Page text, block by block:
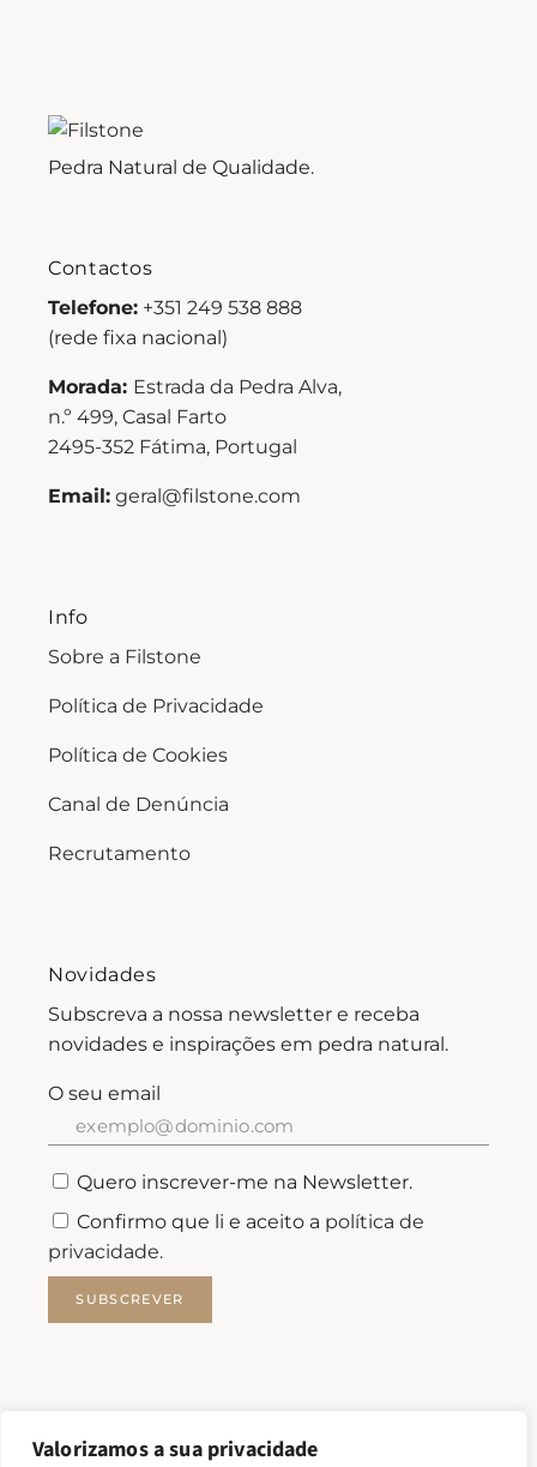
Valorizamos a sua privacidade
Pedra Natural de Qualidade.
Contactos
Telefone: +351 249 538 888
(rede fixa nacional)
Morada: Estrada da Pedra Alva,
n.º 499, Casal Farto
2495-352 Fátima, Portugal
Email: geral@filstone.com
Info
Sobre a Filstone
Política de Privacidade
Política de Cookies
Canal de Denúncia
Recrutamento
Novidades
Subscreva a nossa newsletter e receba
novidades e inspirações em pedra natural.
O seu email
Quero inscrever-me na Newsletter.
Confirmo que li e aceito a política de
privacidade.
SUBSCREVER